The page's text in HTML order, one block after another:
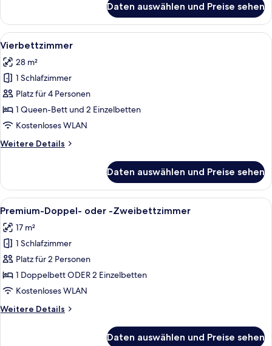
Daten auswählen und Preise sehen
Alle
Fotos
für
Vierbettzimmer
anzeigen
Vierbettzimmer | Zimmersafe,
5
Vierbettzimmer
28 m²
1 Schlafzimmer
Platz für 4 Personen
1 Queen-Bett und 2 Einzelbetten
Kostenloses WLAN
Weitere Details
Weitere
Daten auswählen und Preise sehen
Alle
Fotos
für
Premium-
Doppel-
oder
-
anzeigen
Zimmersafe, Schreibtisch,
6
Premium-Doppel- oder -Zweibettzimmer
17 m²
1 Schlafzimmer
Platz für 2 Personen
1 Doppelbett ODER 2 Einzelbetten
Kostenloses WLAN
Weitere Details
Weitere
Daten auswählen und Preise sehen